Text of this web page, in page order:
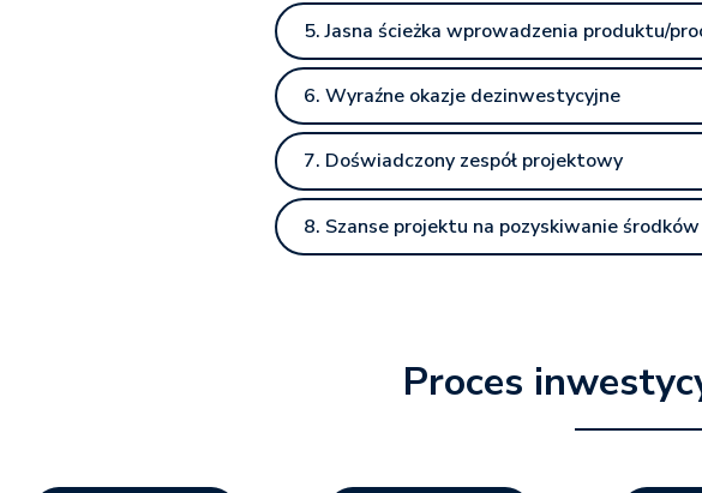
5. Jasna ścieżka wprowadzenia produktu/
6. Wyraźne okazje dezinwestycyjne
7. Doświadczony zespół projektowy
8. Szanse projektu na pozyskiwanie
Proces